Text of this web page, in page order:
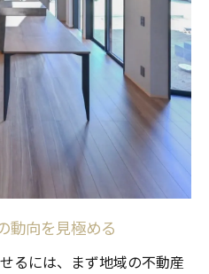
を売却するための流れ
める岡崎市売却の全手順
不動産査定の関係性
売却を成功させる進め方
えた売却スケジュールの
の岡崎市売却ステップ
たスムーズな売却方法
けたいNG行為とは
動向を見極める
るには、まず地域の不動産